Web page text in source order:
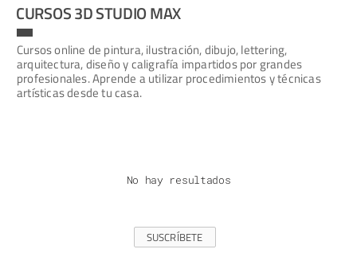
CURSOS 3D STUDIO MAX
Cursos online de pintura, ilustración, dibujo, lettering,
arquitectura, diseño y caligrafía impartidos por grandes
profesionales. Aprende a utilizar procedimientos y técnicas
artísticas desde tu casa.
No hay resultados
SUSCRÍBETE